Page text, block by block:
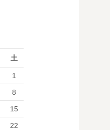
土
1
8
15
22